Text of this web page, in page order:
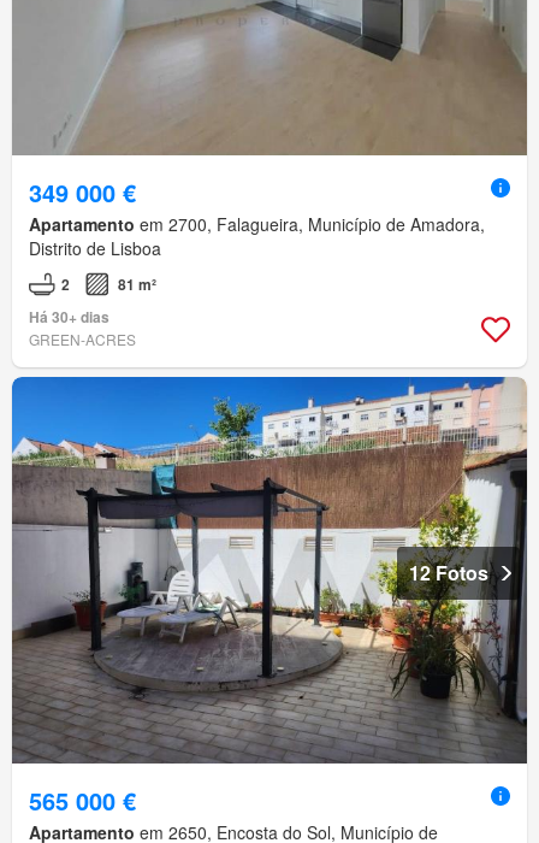
349 000 €
Apartamento em 2700, Falagueira, Município de Amadora,
Distrito de Lisboa
2
81 m²
Há 30+ dias
GREEN-ACRES
12 Fotos
565 000 €
Apartamento em 2650, Encosta do Sol, Município de